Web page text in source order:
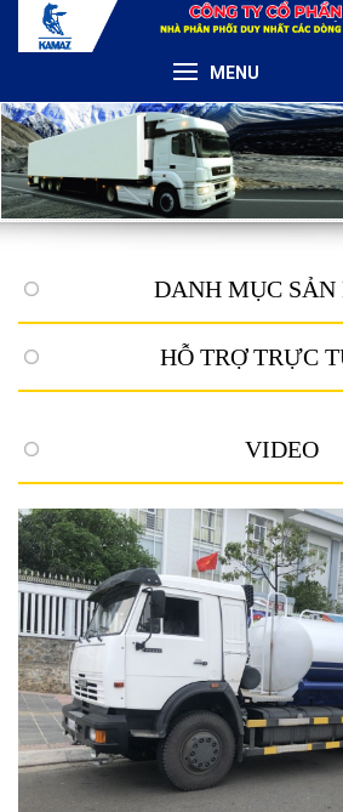
MENU
DANH MỤC SẢN
HỖ TRỢ TRỰC
VIDEO